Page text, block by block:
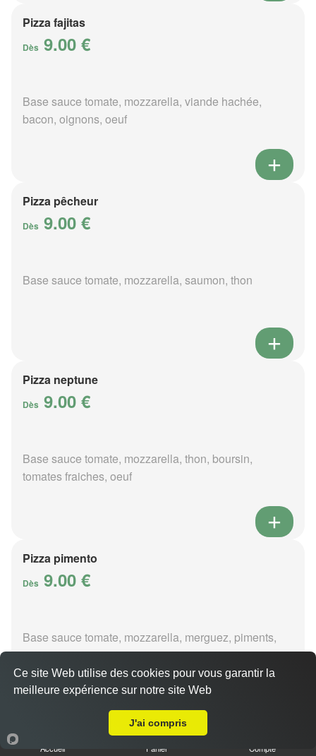
Pizza fajitas
Dès 9.00 €
Base sauce tomate, mozzarella, viande hachée,
bacon, oignons, oeuf
Pizza pêcheur
Dès 9.00 €
Base sauce tomate, mozzarella, saumon, thon
Pizza neptune
Dès 9.00 €
Base sauce tomate, mozzarella, thon, boursin,
tomates fraiches, oeuf
Pizza pimento
Dès 9.00 €
Base sauce tomate, mozzarella, merguez, piments,
oignons
Accueil Panier Compte
Ce site Web utilise des cookies pour vous garantir la
meilleure expérience sur notre site Web
J'ai compris